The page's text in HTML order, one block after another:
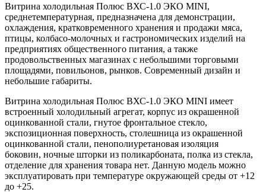
Витрина холодильная Полюс ВХС-1.0 ЭКО MINI,
среднетемпературная, предназначена для демонстрации,
охлаждения, кратковременного хранения и продажи мяса,
птицы, колбасо-молочных и гастрономических изделий на
предприятиях общественного питания, а также
продовольственных магазинах с небольшими торговыми
площадями, повильонов, рынков. Современный дизайн и
небольшие габариты.
Витрина холодильная Полюс ВХС-1.0 ЭКО MINI имеет
встроенный холодильный агрегат, корпус из окрашенной
оцинкованной стали, гнутое фронтальное стекло,
экспозиционная поверхность, столешница из окрашенной
оцинкованной стали, пенополиуретановая изоляция
боковин, ночные шторки из поликарбоната, полка из стекла,
отделение для хранения товара нет. Данную модель можно
эксплуатировать при температуре окружающей среды от +12
до +25.